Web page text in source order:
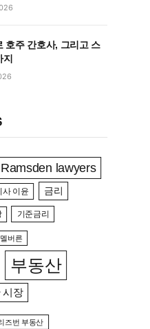
호주 간호사, 그리고 스
Ramsden lawyers
사 이윤 금리
기준금리
멜버른
부동산
시장
즈번 부동산